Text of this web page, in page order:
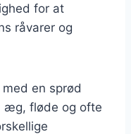
for at
råvarer og
en sprød
æg, fløde og ofte